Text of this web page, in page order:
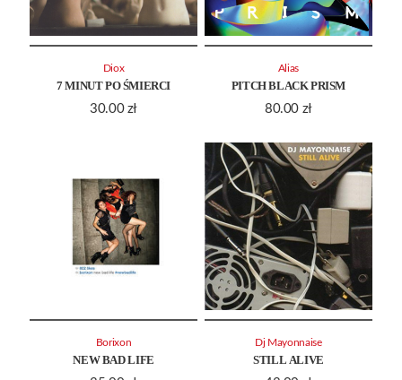
7 MINUT PO ŚMIERCI
30.00 zł
Diox
PITCH BLACK PRISM
80.00 zł
Alias
NEW BAD LIFE
Borixon
STILL ALIVE
Dj Mayonnaise